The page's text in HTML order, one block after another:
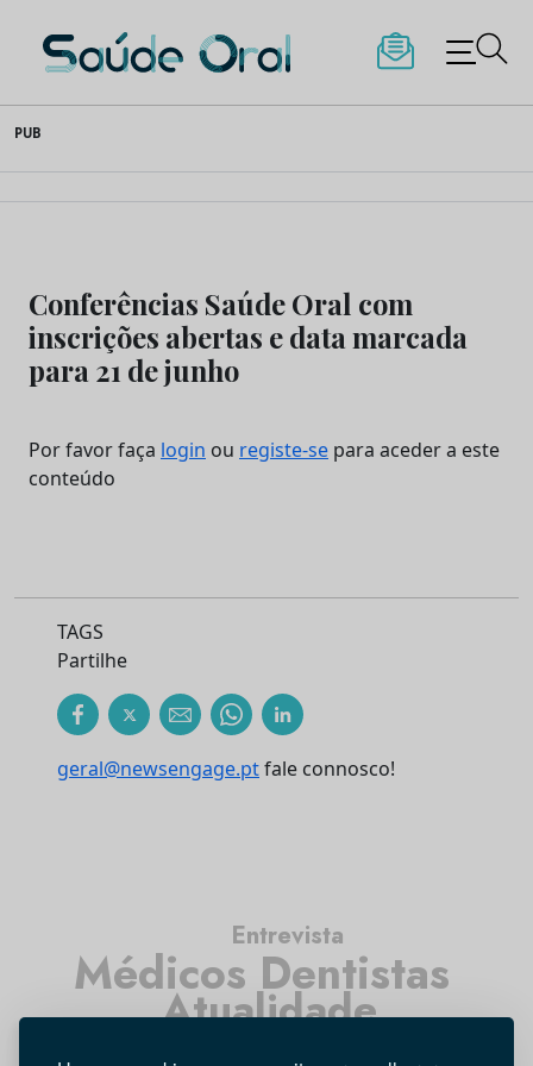
to
content
Saúde Oral
PUB
Conferências Saúde Oral com
inscrições abertas e data marcada
para 21 de junho
Por favor faça login ou registe-se para aceder a este
conteúdo
TAGS
Partilhe
geral@newsengage.ptfale connosco!
Atualidade
Médicos Dentistas
Entrevista